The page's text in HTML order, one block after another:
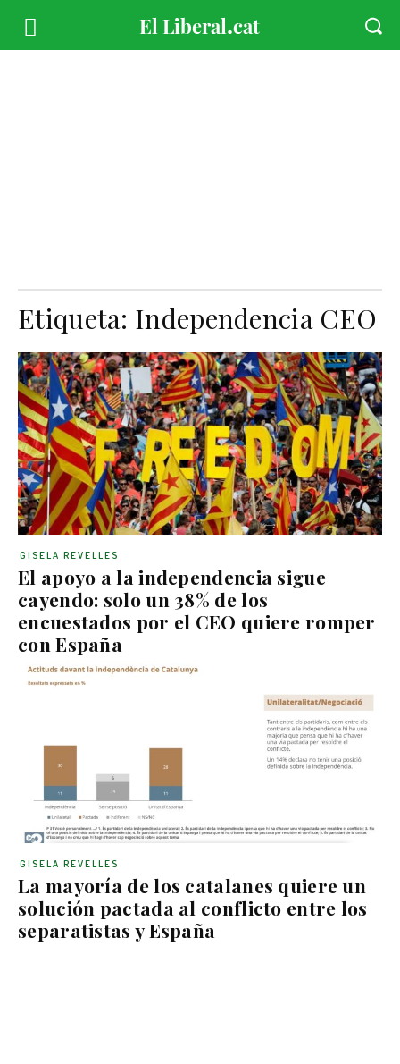
Etiqueta: Independencia CEO
El apoyo a la independencia sigue
cayendo: solo un 38% de los
encuestados por el CEO quiere romper
con España
GISELA REVELLES
La mayoría de los catalanes quiere un
solución pactada al conflicto entre los
separatistas y España
GISELA REVELLES